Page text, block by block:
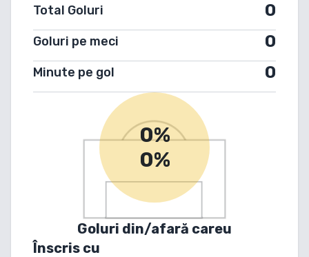
Total Goluri 0
Goluri pe meci 0
Minute pe gol 0
0%
0%
Goluri din/afară careu
Înscris cu